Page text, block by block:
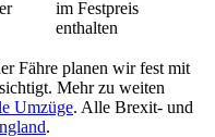
im Festpreis
enthalten
Fähre planen wir fest mit
Mehr zu weiten
Umzüge. Alle Brexit- und
.